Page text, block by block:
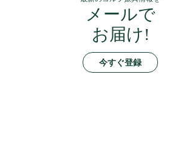
メールで
お届け!
今すぐ登録